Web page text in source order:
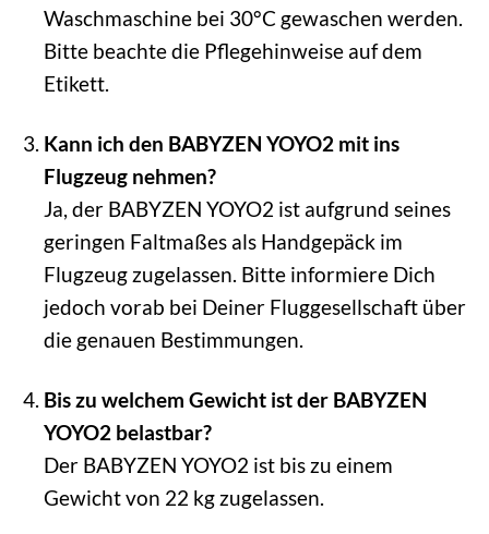
Waschmaschine bei 30°C gewaschen werden.
Bitte beachte die Pflegehinweise auf dem
Etikett.
Kann ich den BABYZEN YOYO2 mit ins
Flugzeug nehmen?
Ja, der BABYZEN YOYO2 ist aufgrund seines
geringen Faltmaßes als Handgepäck im
Flugzeug zugelassen. Bitte informiere Dich
jedoch vorab bei Deiner Fluggesellschaft über
die genauen Bestimmungen.
Bis zu welchem Gewicht ist der BABYZEN
YOYO2 belastbar?
Der BABYZEN YOYO2 ist bis zu einem
Gewicht von 22 kg zugelassen.